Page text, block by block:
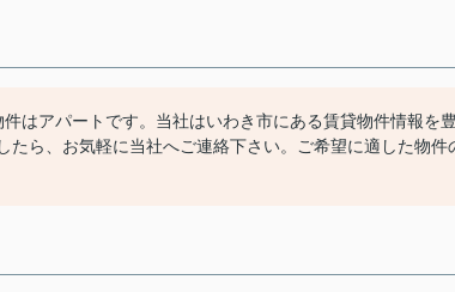
はアパートです。当社はいわき市にある賃貸物件情報を
ら、お気軽に当社へご連絡下さい。ご希望に適した物件